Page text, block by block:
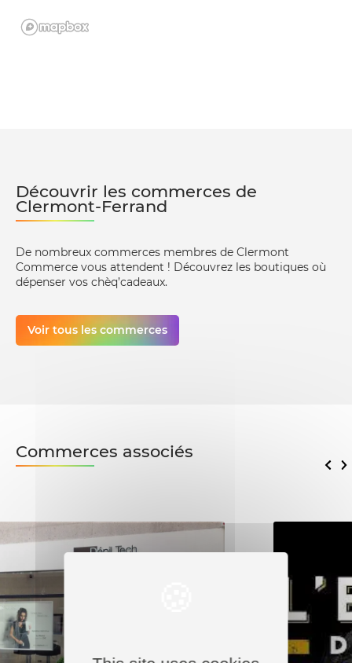
Découvrir les commerces de
Clermont-Ferrand
De nombreux commerces membres de Clermont
Commerce vous attendent ! Découvrez les boutiques où
dépenser vos chèq’cadeaux.
Voir tous les commerces
Commerces associés